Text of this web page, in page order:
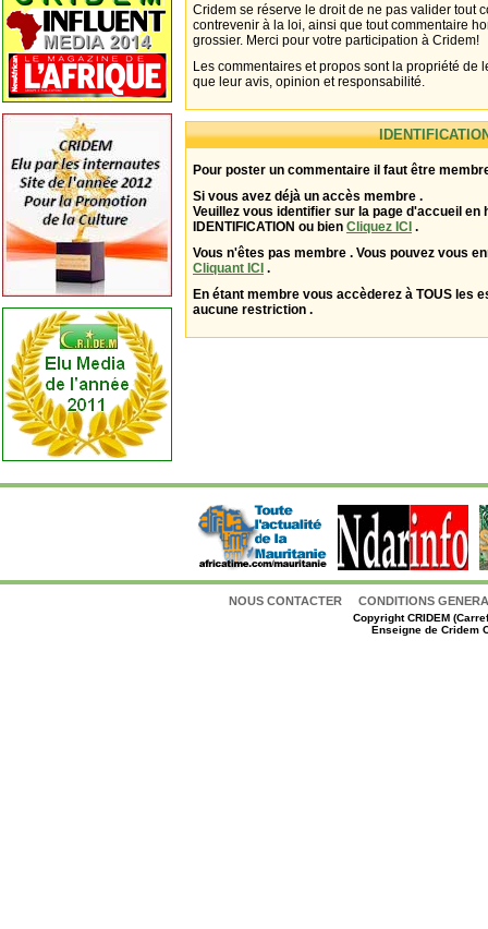
Cridem se réserve le droit de ne pas valider tout
contrevenir à la loi, ainsi que tout commentaire
grossier. Merci pour votre participation à Cridem!
Les commentaires et propos sont la propriété de
que leur avis, opinion et responsabilité.
Pour poster un commentaire il faut être
Si vous avez déjà un accès membre .
Veuillez vous identifier sur la page d'accueil en
IDENTIFICATION ou bien Cliquez ICI .
Vous n'êtes pas membre . Vous pouvez vous
Cliquant ICI .
En étant membre vous accèderez à TOUS les
aucune restriction .
NOUS CONTACTER CONDITIONS
CopyrightCRIDEM
Enseigne de Cridem